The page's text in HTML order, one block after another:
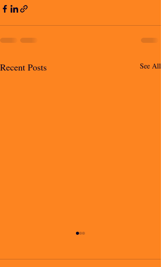
Recent Posts See All